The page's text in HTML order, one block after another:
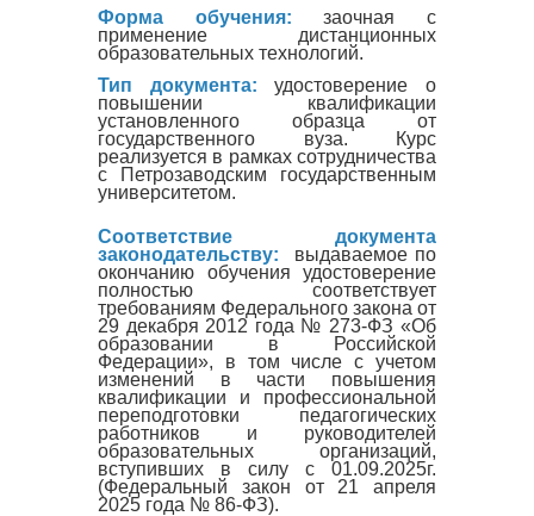
Форма обучения: заочная с
применение дистанционных
образовательных технологий.
Тип документа:удостоверение о
повышении квалификации
установленного образца от
государственного вуза. Курс
реализуется в рамках сотрудничества
с Петрозаводским государственным
университетом.
Соответствие документа
законодательству: выдаваемое по
окончанию обучения удостоверение
полностью соответствует
требованиям Федерального закона от
29 декабря 2012 года № 273-ФЗ «Об
образовании в Российской
Федерации», в том числе с учетом
изменений в части повышения
квалификации и профессиональной
переподготовки педагогических
работников и руководителей
образовательных организаций,
вступивших в силу с 01.09.2025г.
(Федеральный закон от 21 апреля
2025 года № 86-ФЗ).